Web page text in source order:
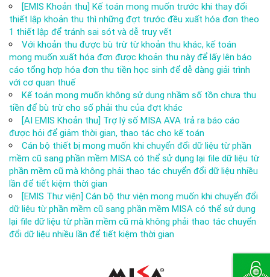
[EMIS Khoản thu] Kế toán mong muốn trước khi thay đổi
thiết lập khoản thu thì những đợt trước đều xuất hóa đơn theo
1 thiết lập để tránh sai sót và dễ truy vết
Với khoản thu được bù trừ từ khoản thu khác, kế toán
mong muốn xuất hóa đơn được khoản thu này để lấy lên báo
cáo tổng hợp hóa đơn thu tiền học sinh để dễ dàng giải trình
với cơ quan thuế
Kế toán mong muốn không sử dụng nhầm số tồn chưa thu
tiền để bù trừ cho số phải thu của đợt khác
[AI EMIS Khoản thu] Trợ lý số MISA AVA trả ra báo cáo
được hỏi để giảm thời gian, thao tác cho kế toán
Cán bộ thiết bị mong muốn khi chuyển đổi dữ liệu từ phần
mềm cũ sang phần mềm MISA có thể sử dụng lại file dữ liệu từ
phần mềm cũ mà không phải thao tác chuyển đổi dữ liệu nhiều
lần để tiết kiệm thời gian
[EMIS Thư viện] Cán bộ thư viện mong muốn khi chuyển đổi
dữ liệu từ phần mềm cũ sang phần mềm MISA có thể sử dụng
lại file dữ liệu từ phần mềm cũ mà không phải thao tác chuyển
đổi dữ liệu nhiều lần để tiết kiệm thời gian